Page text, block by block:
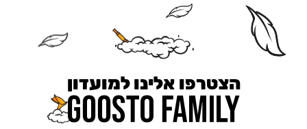
הצטרפו אלינו למועדון